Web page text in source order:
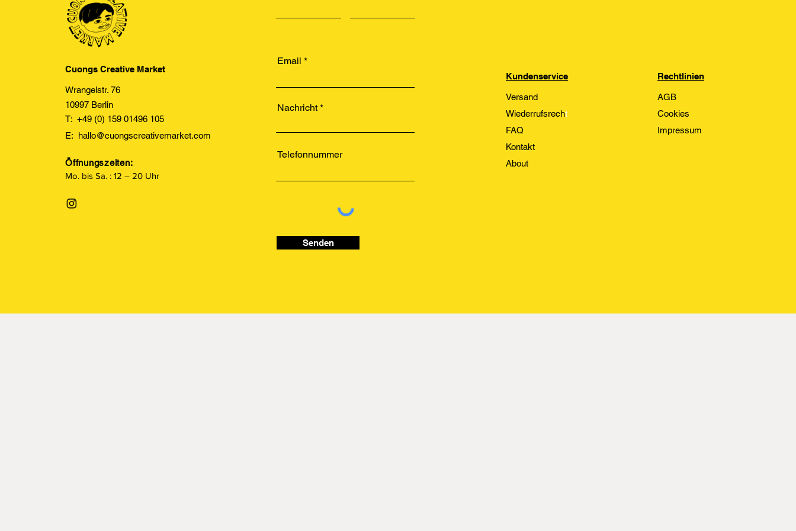
Cuongs Creative Market
Wrangelstr. 76
10997 Berlin
T: +49 (0) 159 01496 105
E: hallo@cuongscreativemarket.com
Öffnungszeiten:
Mo. bis Sa. : 12 – 20 Uhr
Email
Nachricht
Telefonnummer
Senden
Kundenservice
Versand
Wiederrufsrecht
FAQ
Kontakt
About
Rechtlinien
AGB
Cookies
Impressum